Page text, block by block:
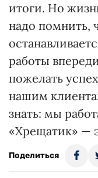
итоги. Но
надо помнить,
работы
пожелать
нашим
знать: мы
«Хрещатик» —
Поделиться